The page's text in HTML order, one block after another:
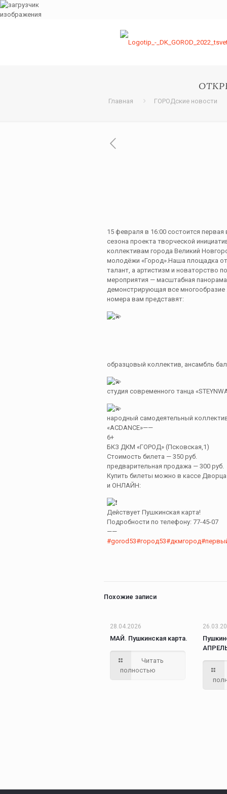
Главная ГОРОДские новости
15 февраля в 16:00 состоится
сезона проекта творческой
коллективам города Великий
молодёжи «Город».Наша площадка
талант, а артистизм и новаторство
мероприятия — масштабная
демонстрирующая все многообразие
номера вам представят:
образцовый коллектив, ансамбль
студия современного танца
народный самодеятельный
«ACDANCE»——
6+
БКЗ ДКМ «ГОРОД» (Псковская,1)
Стоимость билета — 350 руб.
предварительная продажа — 300 руб.
Купить билеты можно в кассе Дворца
и ОНЛАЙН:
Действует Пушкинская карта!
Подробности по телефону: 77-45-07
——
#gorod53#город53#дкмгород
Похожие записи
28.04.2026
МАЙ. Пушкинская карта.
Читать
полностью